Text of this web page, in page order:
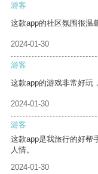
游客
这款app的社区氛围很温
2024-01-30
游客
这款app的游戏非常好玩
2024-01-30
游客
这款app是我旅行的好帮
人情。
2024-01-30